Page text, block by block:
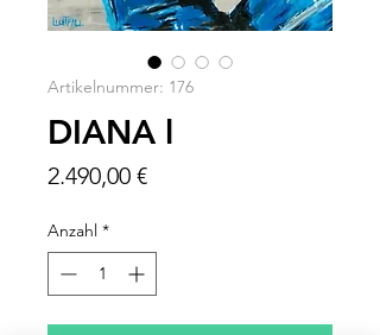
Artikelnummer: 176
DIANA l
2.490,00 €Preis
Anzahl *